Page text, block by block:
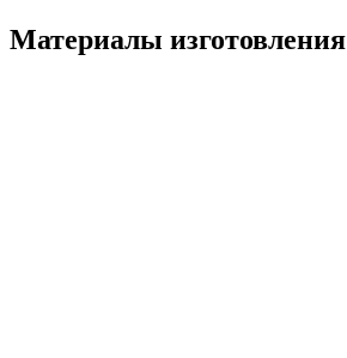
Материалы изготовления